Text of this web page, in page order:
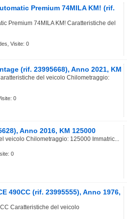
Premium 74MILA KM! (rif.
Premium 74MILA KM! Caratteristiche del
Visite: 0
(rif. 23995668), Anno 2021, KM
del veicolo Chilometraggio:
0
Anno 2016, KM 125000
veicolo Chilometraggio: 125000 Immatric...
0
490CC (rif. 23995555), Anno 1976,
Caratteristiche del veicolo